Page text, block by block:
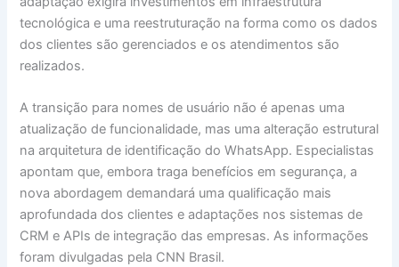
tecnológica e uma reestruturação na forma como os dados
dos clientes são gerenciados e os atendimentos são
realizados.
A transição para nomes de usuário não é apenas uma
atualização de funcionalidade, mas uma alteração estrutural
na arquitetura de identificação do WhatsApp. Especialistas
apontam que, embora traga benefícios em segurança, a
nova abordagem demandará uma qualificação mais
aprofundada dos clientes e adaptações nos sistemas de
CRM e APIs de integração das empresas. As informações
foram divulgadas pela CNN Brasil.